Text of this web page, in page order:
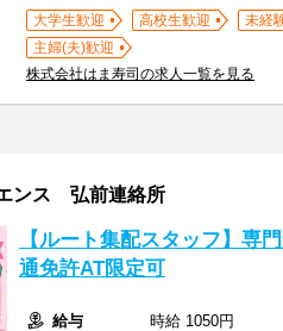
大学生歓迎 高校生歓迎 未経
主婦(夫)歓迎
株式会社はま寿司の求人一覧を見る
ンス 弘前連絡所
【ルート集配スタッフ】専
通免許AT限定可
給与
時給 1050円